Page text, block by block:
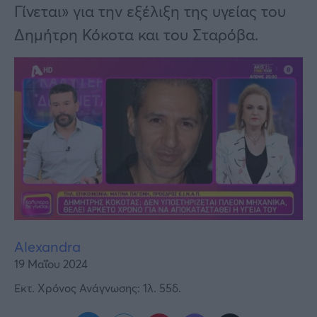
Υγεία
Γυναίκα
Καιρός
Γίνεται» για την εξέλιξη της υγείας του
Δημήτρη Κόκοτα και του Σταρόβα.
Alexandra
19 Μαΐου 2024
Εκτ. Χρόνος Ανάγνωσης: 1λ. 55δ.